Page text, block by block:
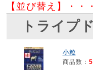
【並び替え】・・
トライプ
小粒
商品数： 5